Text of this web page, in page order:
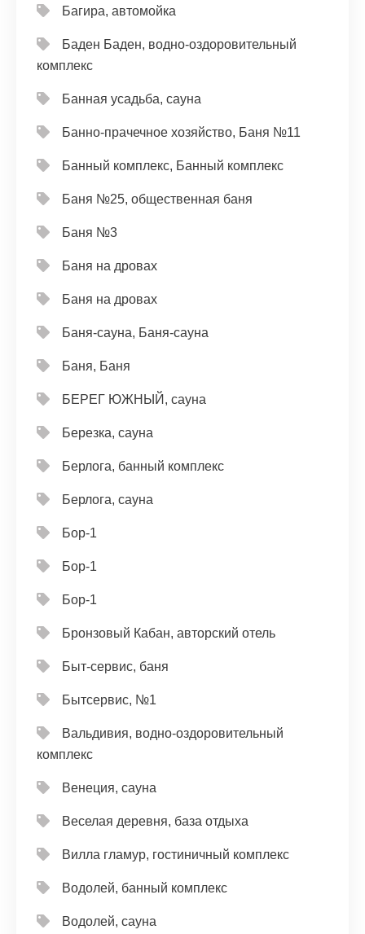
Багира, автомойка
Баден Баден, водно-оздоровительный
комплекс
Банная усадьба, сауна
Банно-прачечное хозяйство, Баня №11
Банный комплекс, Банный комплекс
Баня №25, общественная баня
Баня №3
Баня на дровах
Баня на дровах
Баня-сауна, Баня-сауна
Баня, Баня
БЕРЕГ ЮЖНЫЙ, сауна
Березка, сауна
Берлога, банный комплекс
Берлога, сауна
Бор-1
Бор-1
Бор-1
Бронзовый Кабан, авторский отель
Быт-сервис, баня
Бытсервис, №1
Вальдивия, водно-оздоровительный
комплекс
Венеция, сауна
Веселая деревня, база отдыха
Вилла гламур, гостиничный комплекс
Водолей, банный комплекс
Водолей, сауна